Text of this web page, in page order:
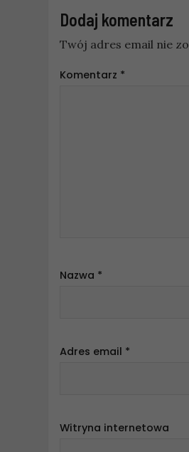
Dodaj komentarz
Twój adres email nie
Komentarz *
Nazwa *
Adres email *
Witryna internetowa